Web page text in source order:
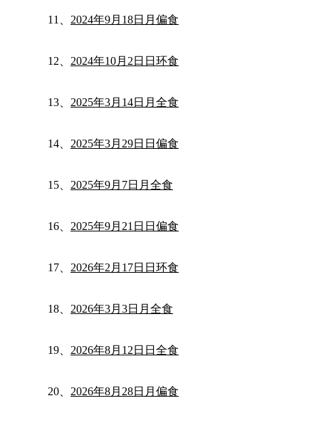
11、 2024年9月18日月偏食
12、 2024年10月2日日环食
13、 2025年3月14日月全食
14、 2025年3月29日日偏食
15、 2025年9月7日月全食
16、 2025年9月21日日偏食
17、 2026年2月17日日环食
18、 2026年3月3日月全食
19、 2026年8月12日日全食
20、 2026年8月28日月偏食